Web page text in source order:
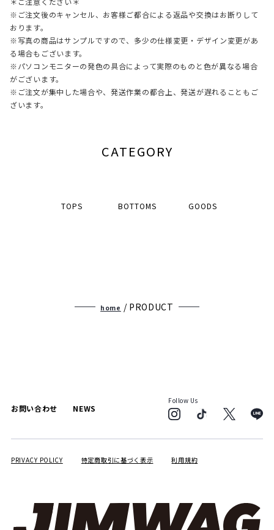
※ご注文後のキャンセル、お客様ご都合による返品や交換はお断りして
おります。
※写真の商品はサンプルですので、多少の仕様変更・デザイン変更があ
る場合もございます。
※パソコンモニターの発色の具合によって実際のものと色が異なる場合
がございます。
※ご注文が集中した場合や、発送作業の都合上、発送が遅れることもご
ざいます。
CATEGORY
TOPS BOTTOMS GOODS
home / PRODUCT
お問い合わせ NEWS
Follow Us
PRIVACY POLICY 特定商取引に基づく表示 利用規約